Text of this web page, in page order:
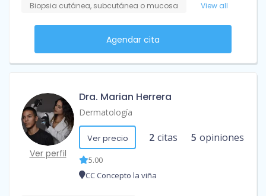
Biopsia cutánea, subcutánea o mucosa
View all
Agendar cita
Ver perfil
Dra. Marian Herrera
Dermatología
Ver precio 2 citas 5 opiniones
5.00
CC Concepto la viña